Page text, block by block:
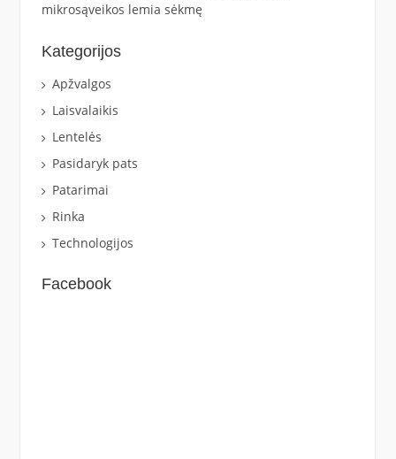
mikrosąveikos lemia sėkmę
Kategorijos
Apžvalgos
Laisvalaikis
Lentelės
Pasidaryk pats
Patarimai
Rinka
Technologijos
Facebook